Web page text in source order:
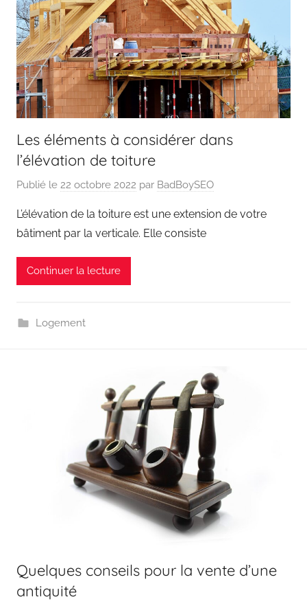
Les éléments à considérer dans
l’élévation de toiture
Publié le 22 octobre 2022 par BadBoySEO
L’élévation de la toiture est une extension de votre
bâtiment par la verticale. Elle consiste
Continuer la lecture
Logement
Quelques conseils pour la vente d’une
antiquité